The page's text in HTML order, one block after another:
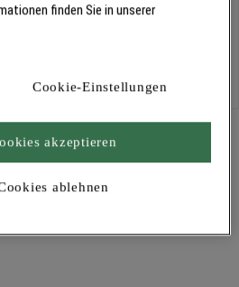
finden Sie in unserer
Cookie-Einstellungen
ablehnen
akzeptieren